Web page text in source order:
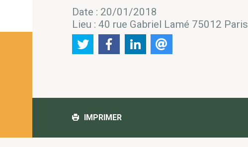
Date : 20/01/2018
Lieu : 40 rue Gabriel Lamé 75012 Paris
IMPRIMER